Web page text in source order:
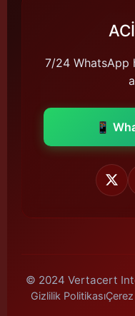
7/24 WhatsApp
📱
© 2024 Vertacert
Gizlilik PolitikasıÇerez